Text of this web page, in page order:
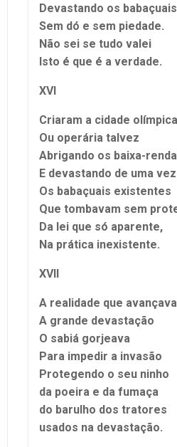
Devastando os babaçuais
Sem dó e sem piedade.
Não sei se tudo valei
Isto é que é a verdade.
XVI
Criaram a cidade olímpica
Ou operária talvez
Abrigando os baixa-
E devastando de uma vez
Os babaçuais existentes
Que tombavam sem
Da lei que só aparente,
Na prática inexistente.
XVII
A realidade que avançava
A grande devastação
O sabiá gorjeava
Para impedir a invasão
Protegendo o seu ninho
da poeira e da fumaça
do barulho dos tratores
usados na devastação.